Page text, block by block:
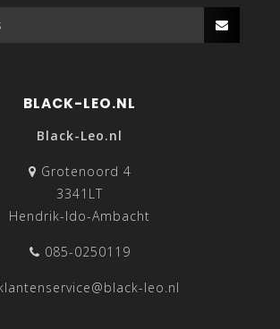
BLACK-LEO.NL
Black-Leo.nl
Grotenoord 4
3341LT
Hendrik-Ido-Ambacht
085-0250119
leo.nl